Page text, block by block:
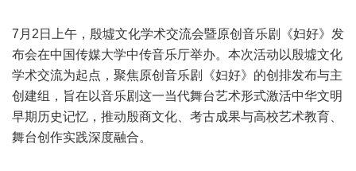
7月2日上午，殷墟文化学术交流会暨原创音乐剧《妇好》发
布会在中国传媒大学中传音乐厅举办。本次活动以殷墟文化
学术交流为起点，聚焦原创音乐剧《妇好》的创排发布与主
创建组，旨在以音乐剧这一当代舞台艺术形式激活中华文明
早期历史记忆，推动殷商文化、考古成果与高校艺术教育、
舞台创作实践深度融合。